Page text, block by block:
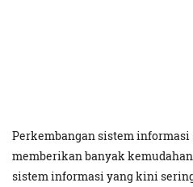
Perkembangan sistem informasi
memberikan banyak
sistem informasi yang kini